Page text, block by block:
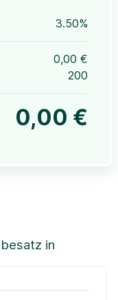
3.50%
0,00 €
200
0,00 €
in